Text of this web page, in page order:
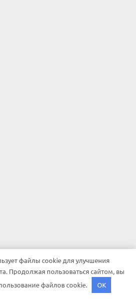
файлы cookie для улучшения
Продолжая пользоваться сайтом, вы
файлов cookie.
OK